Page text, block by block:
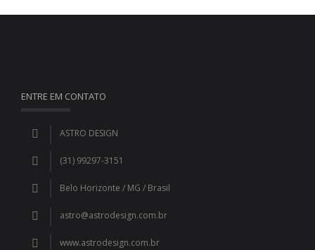
ENTRE EM CONTATO
ASTRO DESIGN
(31) 99297-3151
Belo Horizonte / MG / Brasil
astro@astrodesign.com.br
www.astrodesign.com.br